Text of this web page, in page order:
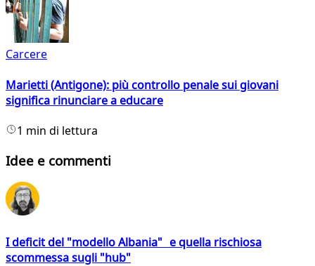
Carcere
Marietti (Antigone): più controllo penale sui giovani
significa rinunciare a educare
1 min di lettura
Idee e commenti
I deficit del "modello Albania" e quella rischiosa
scommessa sugli "hub"